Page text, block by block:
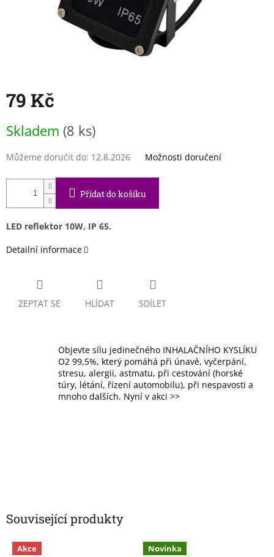
79 Kč
cena:
Skladem (8 ks)
Můžeme doručit do: 12.8.2026 Možnosti doručení
Přidat do košíku
LED reflektor 10W, IP 65.
Detailní informace
ZEPTAT SE HLÍDAT SDÍLET
Objevte sílu jedinečného INHALAČNÍHO KYSLÍKU
O2 99,5%, který pomáhá při únavě, vyčerpání,
stresu, alergii, astmatu, při cestování (horské
túry, létání, řízení automobilu), při nespavosti a
mnoho dalších. Nyní v akci >>
Související produkty
Akce
Novinka